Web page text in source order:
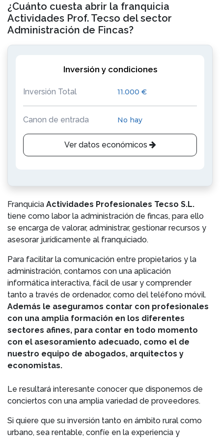
¿Cuánto cuesta abrir la franquicia
Actividades Prof. Tecso del sector
Administración de Fincas?
Inversión y condiciones
Inversión Total 11.000 €
Canon de entrada No hay
Ver datos económicos
Franquicia Actividades Profesionales Tecso S.L.
tiene como labor la administración de fincas, para ello
se encarga de valorar, administrar, gestionar recursos y
asesorar jurídicamente al franquiciado.
Para facilitar la comunicación entre propietarios y la
administración, contamos con una aplicación
informática interactiva, fácil de usar y comprender
tanto a través de ordenador, como del teléfono móvil.
Además le aseguramos contar con profesionales
con una amplia formación en los diferentes
sectores afines, para contar en todo momento
con el asesoramiento adecuado, como el de
nuestro equipo de abogados, arquitectos y
economistas.
Le resultará interesante conocer que disponemos de
conciertos con una amplia variedad de proveedores.
Si quiere que su inversión tanto en ámbito rural como
urbano, sea rentable, confíe en la experiencia y